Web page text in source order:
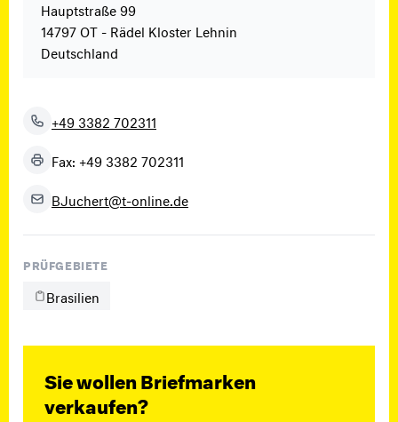
Hauptstraße 99
14797 OT - Rädel Kloster Lehnin
Deutschland
+49 3382 702311
Fax: +49 3382 702311
BJuchert@t-online.de
PRÜFGEBIETE
Brasilien
Sie wollen Briefmarken
verkaufen?